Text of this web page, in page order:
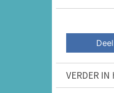
VERDER IN